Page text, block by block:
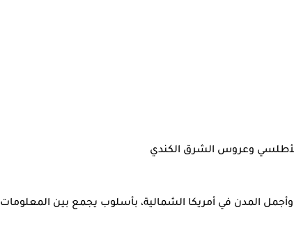
وعروس الشرق الكندي
وأجمل المدن في أمريكا الشمالية، بأسلوب يجمع بين المعلومات